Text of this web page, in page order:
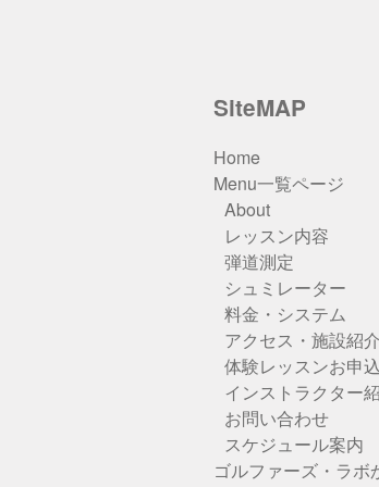
SiteMAP
Home
Menu一覧ページ
About
レッスン内容
弾道測定
シュミレーター
料金・システム
アクセス・施設紹介
体験レッスンお申
インストラクター
お問い合わせ
スケジュール案内
ゴルファーズ・ラボ